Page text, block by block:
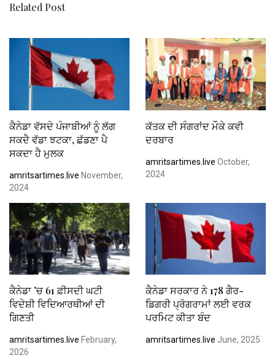
Related Post
ਕੈਨੇਡਾ ਵੱਸਦੇ ਪੰਜਾਬੀਆਂ ਨੂੰ ਲੱਗ
ਸਕਦੈ ਵੱਡਾ ਝਟਕਾ, ਛੱਡਣਾ ਪੈ
ਸਕਦਾ ਹੈ ਮੁਲਕ
amritsartimes.live November,
2024
ਕੱਤਕ ਦੀ ਸੰਗਰਾਂਦ ਮੌਕੇ ਕਵੀ
ਦਰਬਾਰ
amritsartimes.live October,
2024
ਕੈਨੇਡਾ ’ਚ 61 ਫ਼ੀਸਦੀ ਘਟੀ
ਵਿਦੇਸ਼ੀ ਵਿਦਿਆਰਥੀਆਂ ਦੀ
ਗਿਣਤੀ
amritsartimes.live February,
2026
ਕੈਨੇਡਾ ਸਰਕਾਰ ਨੇ 178 ਗੈਰ-
ਡਿਗਰੀ ਪ੍ਰੋਗਰਾਮਾਂ ਲਈ ਵਰਕ
ਪਰਮਿਟ ਕੀਤਾ ਬੰਦ
amritsartimes.live June, 2025